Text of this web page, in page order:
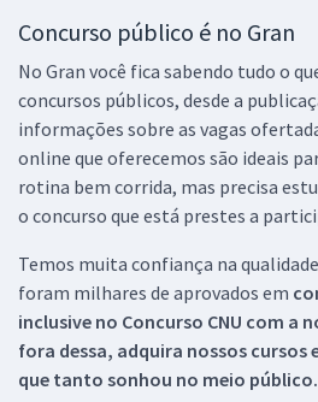
Concurso público é no Gran
No Gran você fica sabendo tudo o
concursos públicos, desde a
informações sobre as vagas
online que oferecemos são ideais
rotina bem corrida, mas precisa
o concurso que está prestes a
Temos muita confiança na
foram milhares de aprovados em
inclusive no Concurso CNU com a
fora dessa, adquira nossos cursos
que tanto sonhou no meio público.